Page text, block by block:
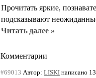
Прочитать яркие,
подсказывают
Читать далее »
Комментарии
#69013 Автор: LISKI написано